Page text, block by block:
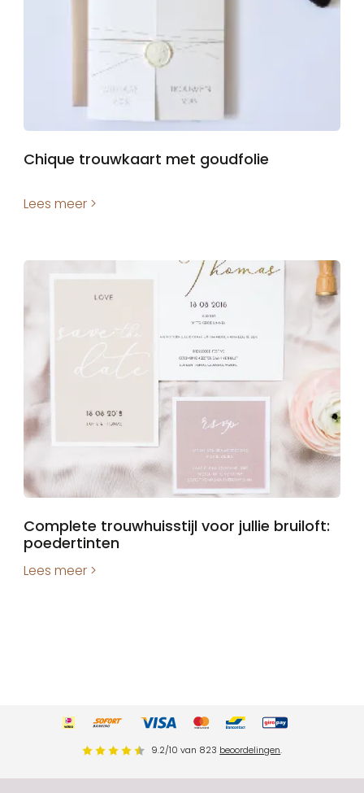
Chique trouwkaart met goudfolie
Lees meer >
Complete trouwhuisstijl voor jullie bruiloft:
poedertinten
Lees meer >
9.2/10 van 823 beoordelingen.